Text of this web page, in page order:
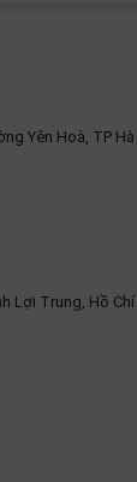
Yên Hoà, TP
Lợi Trung, Hồ